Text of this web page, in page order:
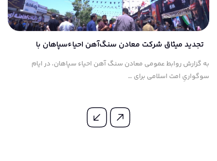
تجدید میثاق شرکت معادن سنگ‌آهن احیاءسپاهان با
آرمان‌های آسمانی آقای شهید ایران
به گزارش روابط عمومی معادن سنگ آهن احیاء سپاهان، در ایام
سوگواریِ امت اسلامی برای …